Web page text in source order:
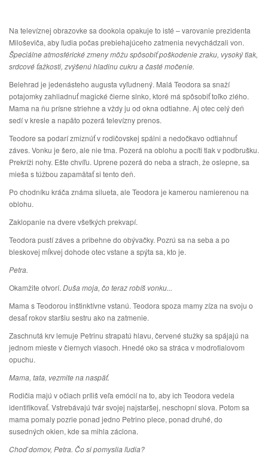
Na televíznej obrazovke sa dookola opakuje to isté – varovanie prezidenta
Miloševiča, aby ľudia počas prebiehajúceho zatmenia nevychádzali von.
Špeciálne atmosférické zmeny môžu spôsobiť poškodenie zraku, vysoký tlak,
srdcové ťažkosti, zvýšenú hladinu cukru a časté močenie.
Belehrad je jedenásteho augusta vyľudnený. Malá Teodora sa snaží
potajomky zahliadnuť magické čierne slnko, ktoré má spôsobiť toľko zlého.
Mama na ňu prísne striehne a vždy ju od okna odtiahne. Aj otec celý deň
sedí v kresle a napäto pozerá televízny prenos.
Teodore sa podarí zmiznúť v rodičovskej spálni a nedočkavo odtiahnuť
záves. Vonku je šero, ale nie tma. Pozerá na oblohu a pocíti tlak v podbrušku.
Prekríži nohy. Ešte chvíľu. Uprene pozerá do neba a strach, že oslepne, sa
mieša s túžbou zapamätať si tento deň.
Po chodníku kráča známa silueta, ale Teodora je kamerou namierenou na
oblohu.
Zaklopanie na dvere všetkých prekvapí.
Teodora pustí záves a pribehne do obývačky. Pozrú sa na seba a po
bleskovej mĺkvej dohode otec vstane a spýta sa, kto je.
Petra.
Okamžite otvorí. Duša moja, čo teraz robíš vonku...
Mama s Teodorou inštinktívne vstanú. Teodora spoza mamy zíza na svoju o
desať rokov staršiu sestru ako na zatmenie.
Zaschnutá krv lemuje Petrinu strapatú hlavu, červené stužky sa spájajú na
jednom mieste v čiernych vlasoch. Hnedé oko sa stráca v modrofialovom
opuchu.
Mama, tata, vezmite na naspäť.
Rodičia majú v očiach príliš veľa emócií na to, aby ich Teodora vedela
identifikovať. Vstrebávajú tvár svojej najstaršej, neschopní slova. Potom sa
mama pomaly pozrie ponad jedno Petrino plece, ponad druhé, do
susedných okien, kde sa mihla záclona.
Choď domov, Petra. Čo si pomyslia ľudia?